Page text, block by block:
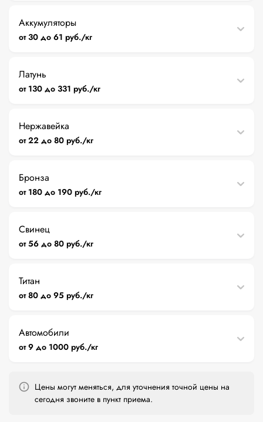
Аккумуляторы
от 30 до 61 руб./кг
Латунь
от 130 до 331 руб./кг
Нержавейка
от 22 до 80 руб./кг
Бронза
от 180 до 190 руб./кг
Свинец
от 56 до 80 руб./кг
Титан
от 80 до 95 руб./кг
Автомобили
от 9 до 1000 руб./кг
Цены могут меняться, для уточнения точной цены на
сегодня звоните в пункт приема.